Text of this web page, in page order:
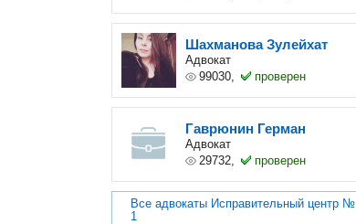
Шахманова Зулейхат
Адвокат
99030,
проверен
Гаврюнин Герман
Адвокат
29732,
проверен
Все адвокаты Исправительный центр №
1